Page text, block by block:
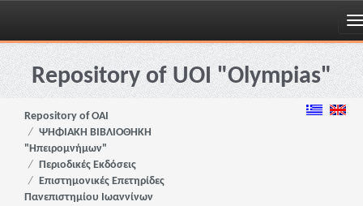
Skip
navigationRepository of UOI "Olympias"
Repository of OAI
ΨΗΦΙΑΚΗ ΒΙΒΛΙΟΘΗΚΗ
"Ηπειρομνήμων"
Περιοδικές Εκδόσεις
Επιστημονικές Επετηρίδες
Πανεπιστημίου Ιωαννίνων